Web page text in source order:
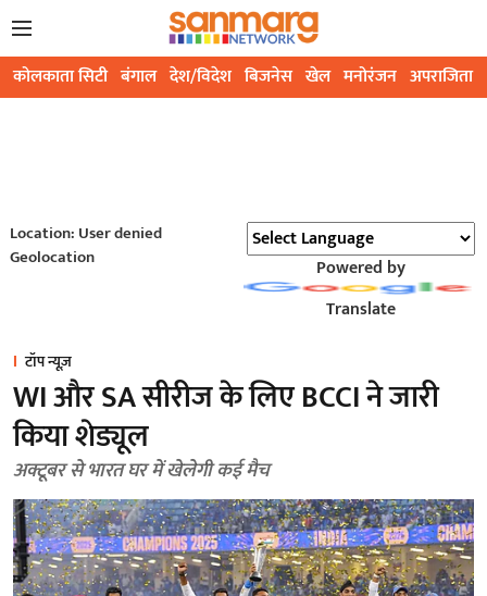
कोलकाता सिटी बंगाल देश/विदेश बिजनेस खेल मनोरंजन अपराजिता
Location: User denied
Geolocation
Powered by
Translate
टॉप न्यूज़
WI और SA सीरीज के लिए BCCI ने जारी
किया शेड्यूल
अक्टूबर से भारत घर में खेलेगी कई मैच